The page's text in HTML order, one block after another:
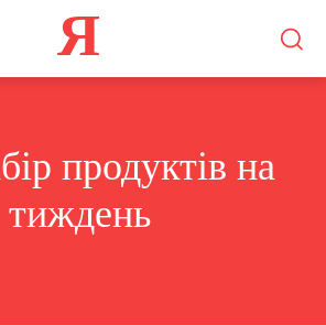
Я
продуктів на
тиждень